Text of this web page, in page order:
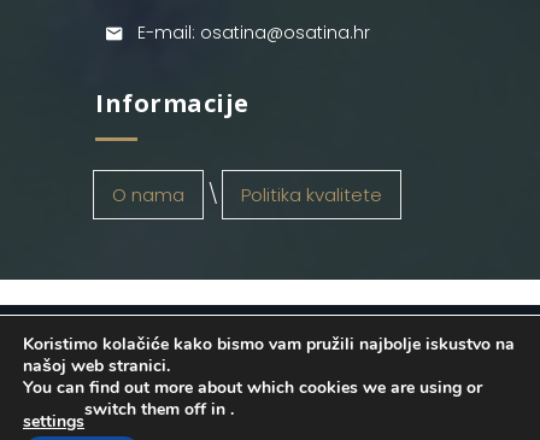
E-mail: osatina@osatina.hr
Informacije
O nama Politika kvalitete
OSATINA GRUPA d.o.o. 2026
. Configured
byINFOS Osijek. Sva prava pridržana.
Koristimo kolačiće kako bismo vam pružili najbolje iskustvo na
našoj web stranici.
You can find out more about which cookies we are using or
switch them off in
settings
.